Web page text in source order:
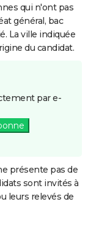
qui n'ont pas
général, bac
La ville indiquée
du candidat.
par e-
présente pas de
sont invités à
leurs relevés de